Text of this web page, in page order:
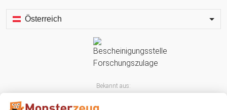
Österreich
Bekannt aus: